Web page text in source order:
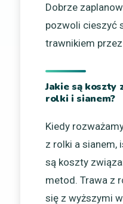
Dobrze
pozwoli cieszyć
trawnikiem
Jakie są koszty
rolki i sianem?
Kiedy
z rolki a sianem,
są koszty
metod. Trawa z
się z wyższymi